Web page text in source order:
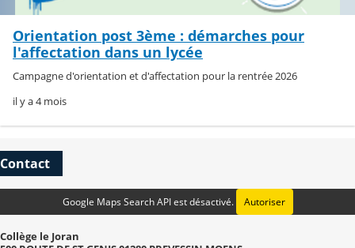
Orientation post 3ème : démarches pour
l'affectation dans un lycée
Campagne d'orientation et d'affectation pour la rentrée 2026
il y a 4 mois
Contact
Google Maps Search API est désactivé. Autoriser
Collège le Joran